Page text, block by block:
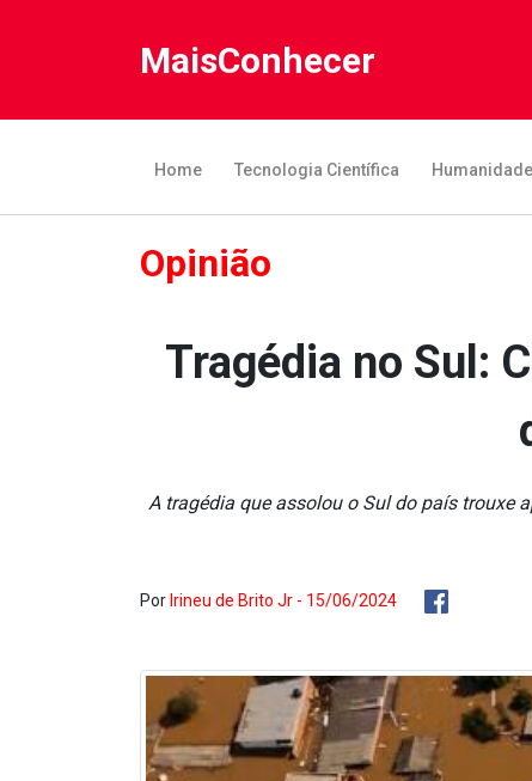
MaisConhecer
Home Tecnologia Científica
Opinião
Tragédia no Sul:
A tragédia que assolou o Sul do país trouxe
Por Irineu de Brito Jr - 15/06/2024